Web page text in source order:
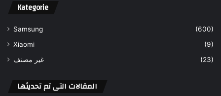
Kategorie
Samsung
(600)
Xiaomi
(9)
غير مصنف
(23)
المقالات التى تم تحديثها